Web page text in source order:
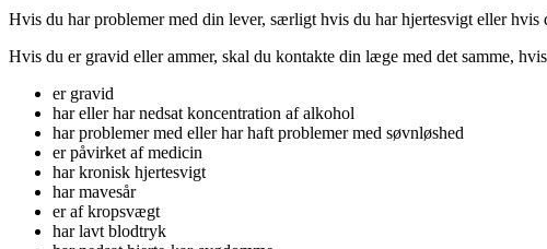
Hvis du har problemer med din lever, særligt hvis du har hjertesvigt eller
Hvis du er gravid eller ammer, skal du kontakte din læge med det samme,
er gravid
har eller har nedsat koncentration af alkohol
har problemer med eller har haft problemer med søvnløshed
er påvirket af medicin
har kronisk hjertesvigt
har mavesår
er af kropsvægt
har lavt blodtryk